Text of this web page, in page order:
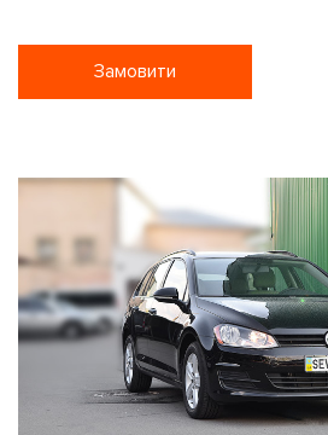
Замовити